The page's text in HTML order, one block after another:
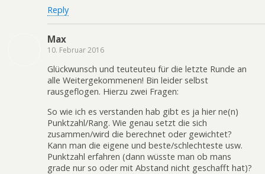
Reply
Max
10. Februar 2016
Glückwunsch und teuteuteu für die letzte Runde an
alle Weitergekommenen! Bin leider selbst
rausgeflogen. Hierzu zwei Fragen:
So wie ich es verstanden hab gibt es ja hier ne(n)
Punktzahl/Rang. Wie genau setzt die sich
zusammen/wird die berechnet oder gewichtet?
Kann man die eigene und beste/schlechteste usw.
Punktzahl erfahren (dann wüsste man ob mans
grade nur so oder mit Abstand nicht geschafft hat)?